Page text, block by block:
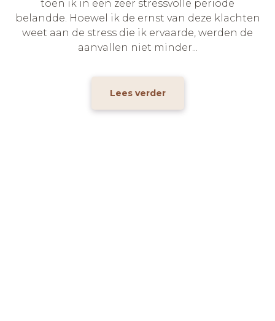
toen ik in een zeer stressvolle periode
belandde. Hoewel ik de ernst van deze klachten
weet aan de stress die ik ervaarde, werden de
aanvallen niet minder...
Lees verder